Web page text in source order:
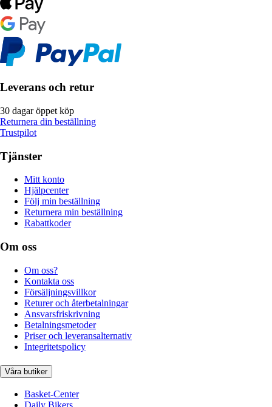
Leverans och retur
30 dagar öppet köp
Returnera din beställning
Trustpilot
Tjänster
Mitt konto
Hjälpcenter
Följ min beställning
Returnera min beställning
Rabattkoder
Om oss
Om oss?
Kontakta oss
Försäljningsvillkor
Returer och återbetalningar
Ansvarsfriskrivning
Betalningsmetoder
Priser och leveransalternativ
Integritetspolicy
Våra butiker
Basket-Center